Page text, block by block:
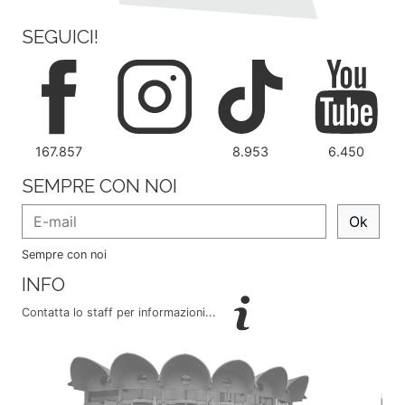
SEGUICI!
167.857 8.953 6.450
SEMPRE CON NOI
Ok
Sempre con noi
INFO
Contatta lo staff per informazioni...